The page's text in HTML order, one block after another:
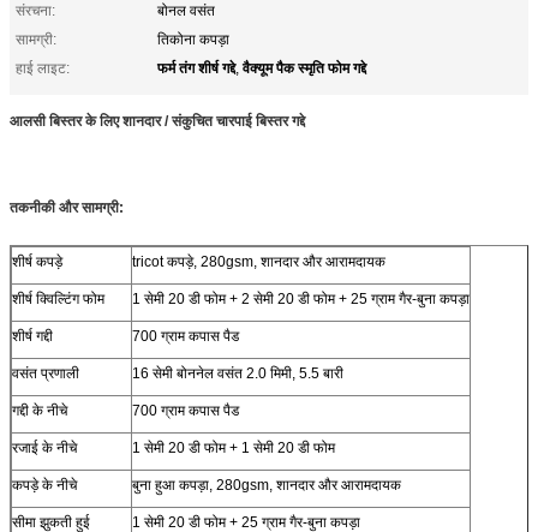
संरचना:
बोनल वसंत
सामग्री:
तिकोना कपड़ा
हाई लाइट:
फर्म तंग शीर्ष गद्दे,वैक्यूम पैक स्मृति फोम गद्दे
आलसी बिस्तर के लिए शानदार / संकुचित चारपाई बिस्तर गद्दे
तकनीकी और सामग्री:
शीर्ष कपड़े tricot कपड़े, 280gsm, शानदार और आरामदायक
शीर्ष क्विल्टिंग फोम 1 सेमी 20 डी फोम + 2 सेमी 20 डी फोम + 25 ग्राम गैर-बुना कपड़ा
शीर्ष गद्दी 700 ग्राम कपास पैड
वसंत प्रणाली 16 सेमी बोननेल वसंत 2.0 मिमी, 5.5 बारी
गद्दी के नीचे 700 ग्राम कपास पैड
रजाई के नीचे 1 सेमी 20 डी फोम + 1 सेमी 20 डी फोम
कपड़े के नीचे बुना हुआ कपड़ा, 280gsm, शानदार और आरामदायक
सीमा झुकती हुई 1 सेमी 20 डी फोम + 25 ग्राम गैर-बुना कपड़ा